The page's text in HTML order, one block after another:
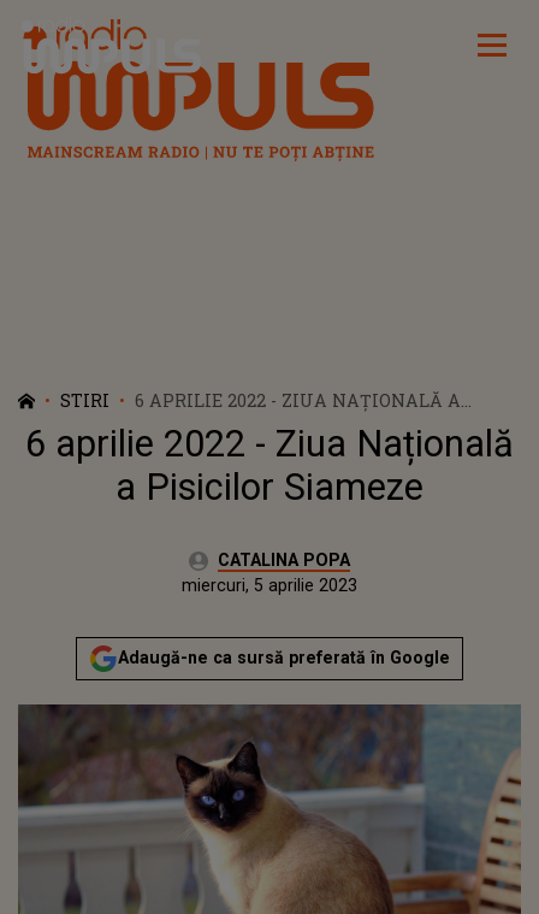
Radio Impuls
STIRI
6 APRILIE 2022 - ZIUA NAȚIONALĂ A
PISICILOR SIAMEZE
6 aprilie 2022 - Ziua Națională
a Pisicilor Siameze
Autor:CATALINA POPA
Actualizat:
miercuri, 5 aprilie 2023
Adaugă-ne ca sursă preferată în Google